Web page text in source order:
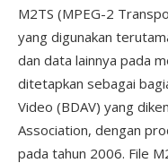
M2TS (MPEG-2
yang digunakan
dan data lainnya pada
ditetapkan sebagai
Video (BDAV) yang
Association, dengan
pada tahun 2006. File